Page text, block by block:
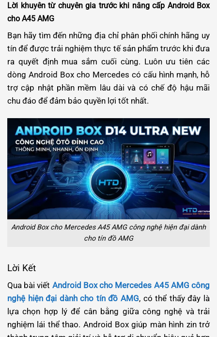
Lời khuyên từ chuyên gia trước khi nâng cấp Android Box
cho A45 AMG
Bạn hãy tìm đến những địa chỉ phân phối chính hãng uy
tín để được trải nghiệm thực tế sản phẩm trước khi đưa
ra quyết định mua sắm cuối cùng. Luôn ưu tiên các
dòng Android Box cho Mercedes có cấu hình mạnh, hỗ
trợ cập nhật phần mềm lâu dài và có chế độ hậu mãi
chu đáo để đảm bảo quyền lợi tốt nhất.
Android Box cho Mercedes A45 AMG công nghệ hiện đại dành
cho tín đồ AMG
Lời Kết
Qua bài viết Android Box cho Mercedes A45 AMG công
nghệ hiện đại dành cho tín đồ AMG, có thể thấy đây là
lựa chọn hợp lý để cân bằng giữa công nghệ và trải
nghiệm lái thể thao. Android Box giúp màn hình zin trở